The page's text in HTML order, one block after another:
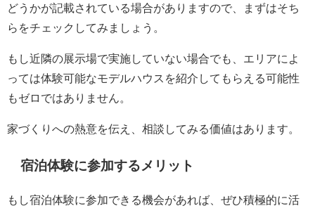
どうかが記載されている場合がありますので、まずはそち
らをチェックしてみましょう。
もし近隣の展示場で実施していない場合でも、エリアによ
っては体験可能なモデルハウスを紹介してもらえる可能性
もゼロではありません。
家づくりへの熱意を伝え、相談してみる価値はあります。
宿泊体験に参加するメリット
もし宿泊体験に参加できる機会があれば、ぜひ積極的に活